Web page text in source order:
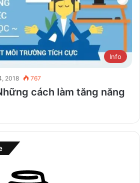
Info
2018 767
cách làm tăng năng